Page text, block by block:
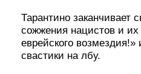
Тарантино заканчивает
сожжения нацистов и
еврейского
свастики на лбу.